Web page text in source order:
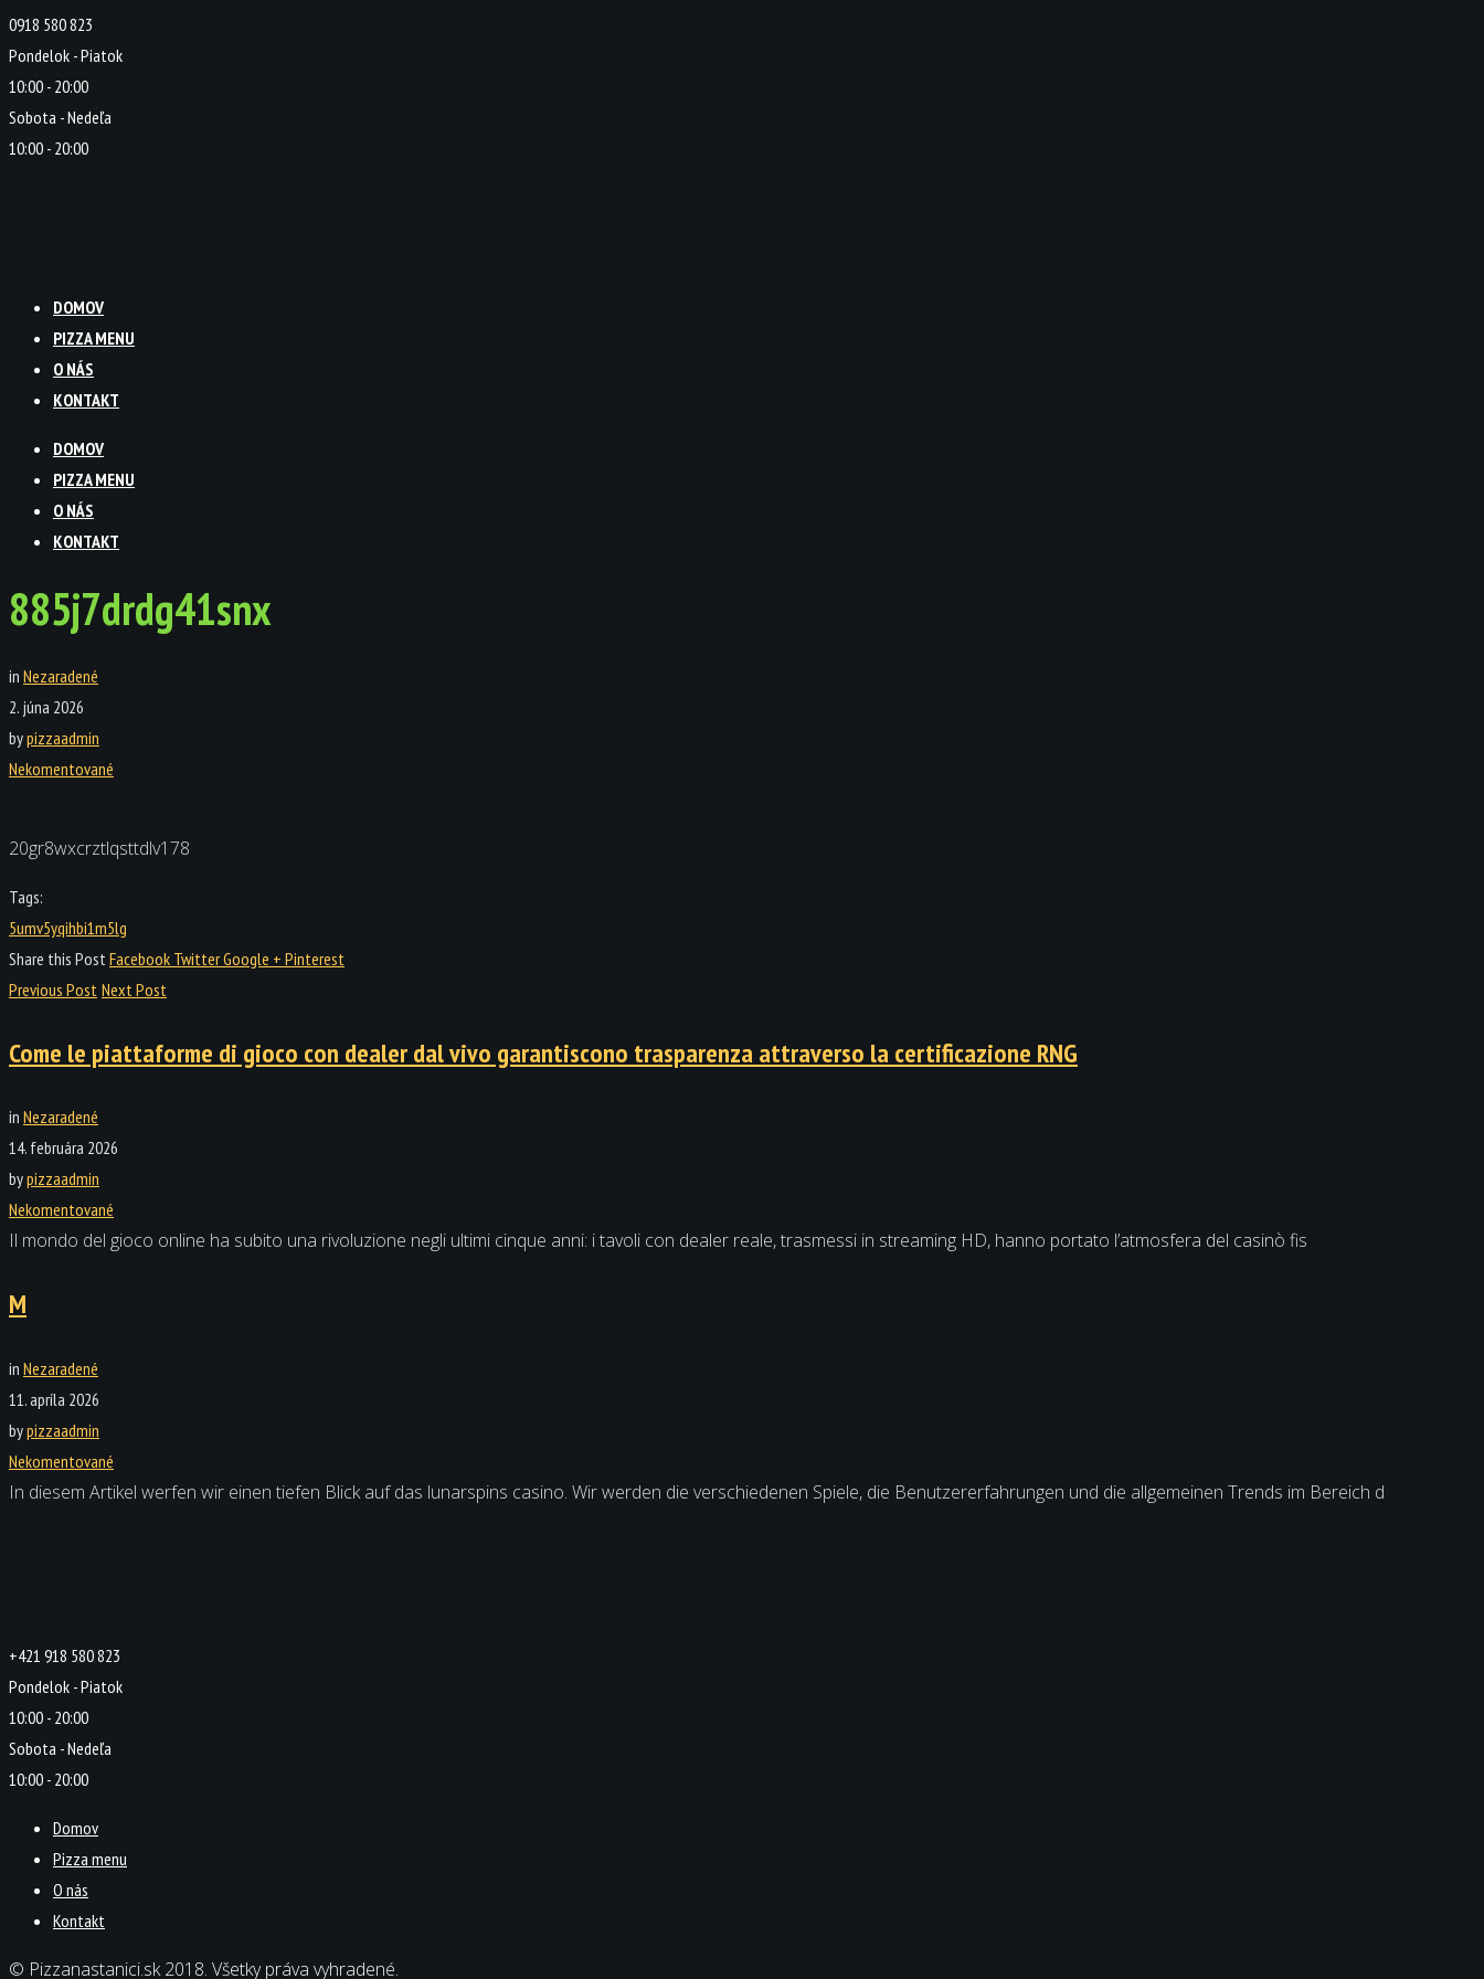
0918 580 823
Pondelok - Piatok
10:00 - 20:00
Sobota - Nedeľa
10:00 - 20:00
DOMOV
PIZZA MENU
O NÁS
KONTAKT
DOMOV
PIZZA MENU
O NÁS
KONTAKT
885j7drdg41snx
in Nezaradené
2. júna 2026
bypizzaadmin
Nekomentované
20gr8wxcrztlqsttdlv178
Tags:
5umv5yqihbi1m5lg
Share this Post Facebook TwitterGoogle + Pinterest
Previous Post Next Post
Come le piattaforme di gioco con dealer dal vivo garantiscono trasparenza attraverso la certificazione RNG
in Nezaradené
14. februára 2026
bypizzaadmin
Nekomentované
Il mondo del gioco online ha subito una rivoluzione negli ultimi cinque anni: i tavoli con dealer reale, trasmessi in streaming HD, hanno portato l’atmosfera del casinò fis
M
in Nezaradené
11. apríla 2026
bypizzaadmin
Nekomentované
In diesem Artikel werfen wir einen tiefen Blick auf das lunarspins casino. Wir werden die verschiedenen Spiele, die Benutzererfahrungen und die allgemeinen Trends im Bereich d
+421 918 580 823
Pondelok - Piatok
10:00 - 20:00
Sobota - Nedeľa
10:00 - 20:00
Domov
Pizza menu
O nás
Kontakt
© Pizzanastanici.sk 2018. Všetky práva vyhradené.